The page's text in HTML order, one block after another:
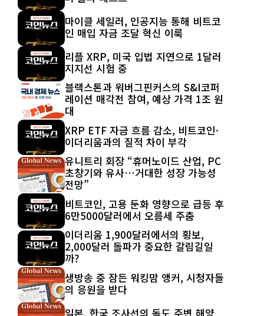
마이클 세일러, 인공지능 통해 비트코
인 매입 자금 조달 혁신 이룩
리플 XRP, 미국 입법 지연으로 1달러
지지선 시험 중
블랙스톤과 워버그핀커스의 S&I코퍼
레이션 매각전 참여, 예상 가격 1조 원
대
XRP ETF 자금 흐름 감소, 비트코인·
이더리움과의 질적 차이 부각
유니트리 회장 “휴머노이드 산업, PC
초창기와 유사…거대한 성장 가능성
전망”
비트코인, 고용 둔화 영향으로 급등 후
6만5000달러에서 오름세 주춤
이더리움 1,900달러에서의 횡보,
2,000달러 돌파가 중요한 갈림길일
까?
생방송 중 잠든 워킹맘 앵커, 시청자들
의 응원을 받다
일본, 한국 조사선의 독도 주변 해양